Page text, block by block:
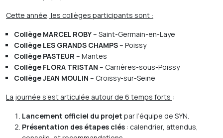
Cette année, les collèges participants sont :
Collège MARCEL ROBY– Saint-Germain-en-Laye
Collège LES GRANDS CHAMPS– Poissy
Collège PASTEUR – Mantes
Collège FLORA TRISTAN – Carrières-sous-Poissy
Collège JEAN MOULIN – Croissy-sur-Seine
La journée s’est articulée autour de 6 temps forts :
Lancement officiel du projet par l’équipe de SYN.
Présentation des étapes clés : calendrier, attendus,